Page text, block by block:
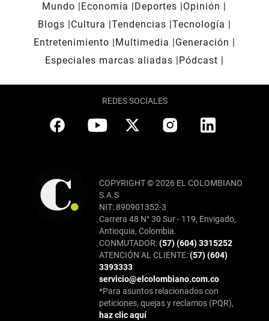
Mundo Economía Deportes
Opinión
Blogs
Cultura Tendencias Tecnología
Entretenimiento
Multimedia
Generación
Especiales marcas aliadas
Pódcast
REDES SOCIALES
COPYRIGHT © 2026 EL COLOMBIANO
S.A.S
NIT: 890901352-3
Carrera 48 N° 30 Sur - 119, Envigado,
Antioquia, Colombia.
CONMUTADOR:(57) (604) 3315252
ATENCIÓN AL CLIENTE:(57) (604)
3393333
servicio@elcolombiano.com.co
*Para asuntos relacionados con
peticiones, quejas y reclamos (PQR),
haz clic aquí